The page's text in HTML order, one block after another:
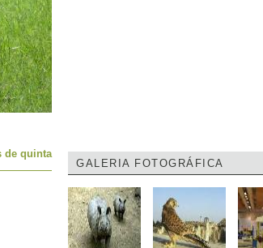
de quinta
GALERIA FOTOGRÁFICA